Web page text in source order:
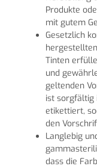
Produkte
mit gutem
Gesetzlich
Tinten
und
geltenden
ist sorgfältig
etikettiert,
den
Langlebig
dass die